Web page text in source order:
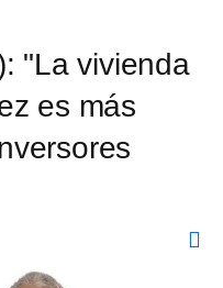
"La vivienda
es más